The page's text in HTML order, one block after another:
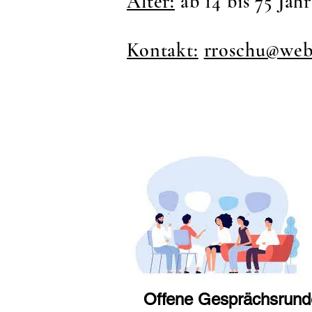
Kontakt:
Offene